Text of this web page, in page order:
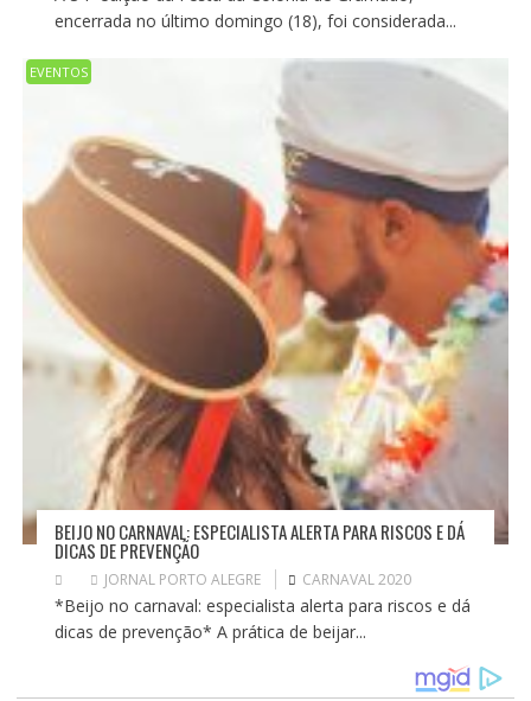
encerrada no último domingo (18), foi considerada...
EVENTOS
BEIJO NO CARNAVAL: ESPECIALISTA ALERTA PARA RISCOS E DÁ
DICAS DE PREVENÇÃO
JORNAL PORTO ALEGRE CARNAVAL 2020
*Beijo no carnaval: especialista alerta para riscos e dá
dicas de prevenção* A prática de beijar...